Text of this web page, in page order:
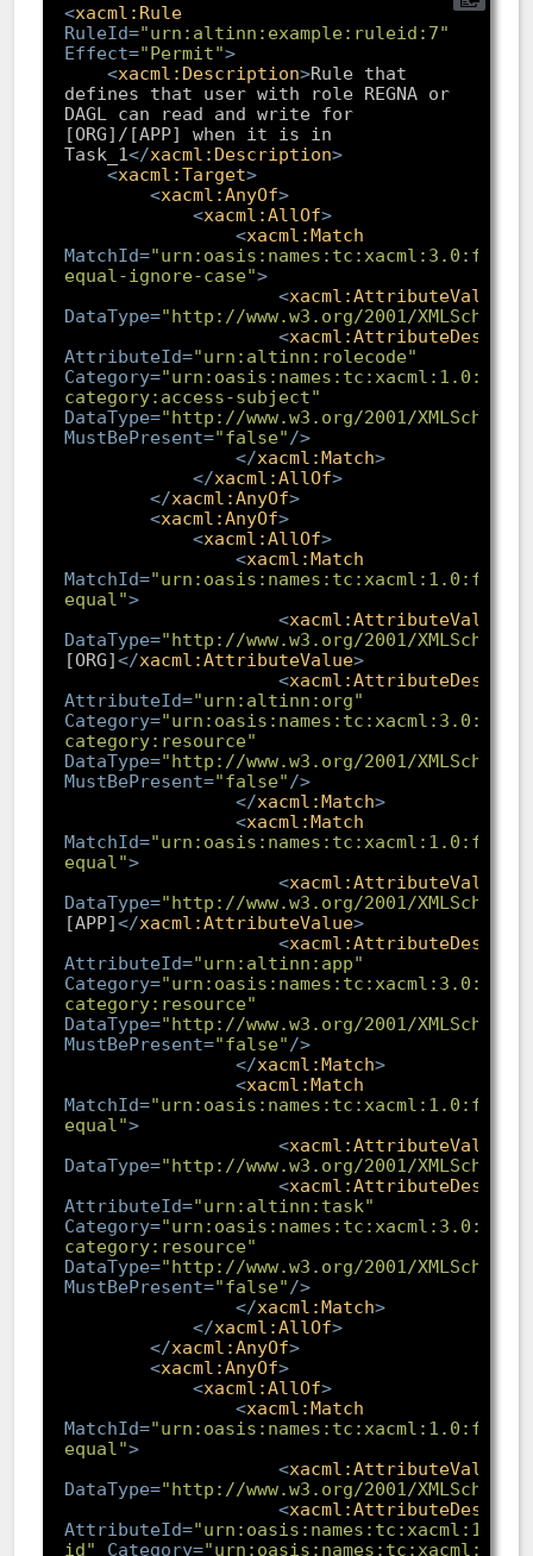
<xacml:Rule
RuleId="urn:altinn:example:ruleid:7"
Effect="Permit">
<xacml:Description>Rule that
defines that user with role REGNA or
DAGL can read and write for
[ORG]/[APP] when it is in
Task_1</xacml:Description>
<xacml:Target>
<xacml:AnyOf>
<xacml:AllOf>
<xacml:Match
MatchId=
equal-ignore-case">
<xacml:AttributeValue
DataType="http://www.w3.org/2001/
<
AttributeId="urn:altinn:rolecode"
Category=
category:access-subject"
DataType="http://www.w3.org/2001/
MustBePresent="false" />
</xacml:Match>
</xacml:AllOf>
</xacml:AnyOf>
<xacml:AnyOf>
<xacml:AllOf>
<xacml:Match
MatchId=
equal">
<xacml:AttributeValue
DataType="http://www.w3.org/2001/
[ORG]</xacml:AttributeValue>
<
AttributeId="urn:altinn:org"
Category=
category:resource"
DataType="http://www.w3.org/2001/
MustBePresent="false" />
</xacml:Match>
<xacml:Match
MatchId=
equal">
<xacml:AttributeValue
DataType="http://www.w3.org/2001/
[APP]</xacml:AttributeValue>
<
AttributeId="urn:altinn:app"
Category=
category:resource"
DataType="http://www.w3.org/2001/
MustBePresent="false" />
</xacml:Match>
<xacml:Match
MatchId=
equal">
<xacml:AttributeValue
DataType="http://www.w3.org/2001/
<
AttributeId="urn:altinn:task"
Category=
category:resource"
DataType="http://www.w3.org/2001/
MustBePresent="false" />
</xacml:Match>
</xacml:AllOf>
</xacml:AnyOf>
<xacml:AnyOf>
<xacml:AllOf>
<xacml:Match
MatchId=
equal">
<xacml:AttributeValue
DataType="http://www.w3.org/2001/
<
AttributeId=
id"
Category=